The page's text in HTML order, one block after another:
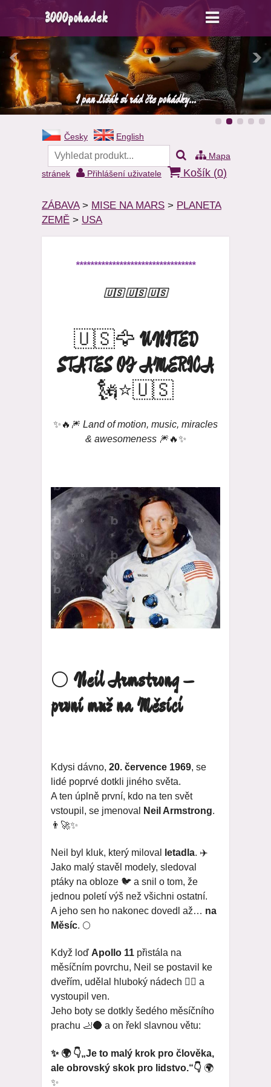
I pan Lišák si rád čte pohádky...
3000pohadek
Česky
English
Mapa
stránek
Přihlášení uživatele Košík (0)
ZÁBAVA > MISE NA MARS > PLANETA
ZEMĚ > USA
*********************************
🇺🇸 🇺🇸 🇺🇸
🇺🇸🦅UNITED
STATES OF AMERICA
🗽⭐🇺🇸
✨🔥🎆 Land of motion, music, miracles
& awesomeness🎆🔥✨
🌕 Neil Armstrong –
první muž na Měsíci
Kdysi dávno, 20. července 1969, se
lidé poprvé dotkli jiného světa.
A ten úplně první, kdo na ten svět
vstoupil, se jmenoval
Neil Armstrong.
👨‍🚀✨
Neil byl kluk, který miloval letadla. ✈️
Jako malý stavěl modely, sledoval
ptáky na obloze 🐦 a snil o tom, že
jednou poletí výš než všichni ostatní.
A jeho sen ho nakonec dovedl až… na
Měsíc. 🌕
Když loď Apollo 11 přistála na
měsíčním povrchu, Neil se postavil ke
dveřím, udělal hluboký nádech 😮‍💨 a
vystoupil ven.
Jeho boty se dotkly šedého měsíčního
prachu 🦶🌑 a on řekl slavnou větu:
✨ 🌍 👇„Je to malý krok pro člověka,
ale obrovský skok pro lidstvo.“👇 🌍
✨